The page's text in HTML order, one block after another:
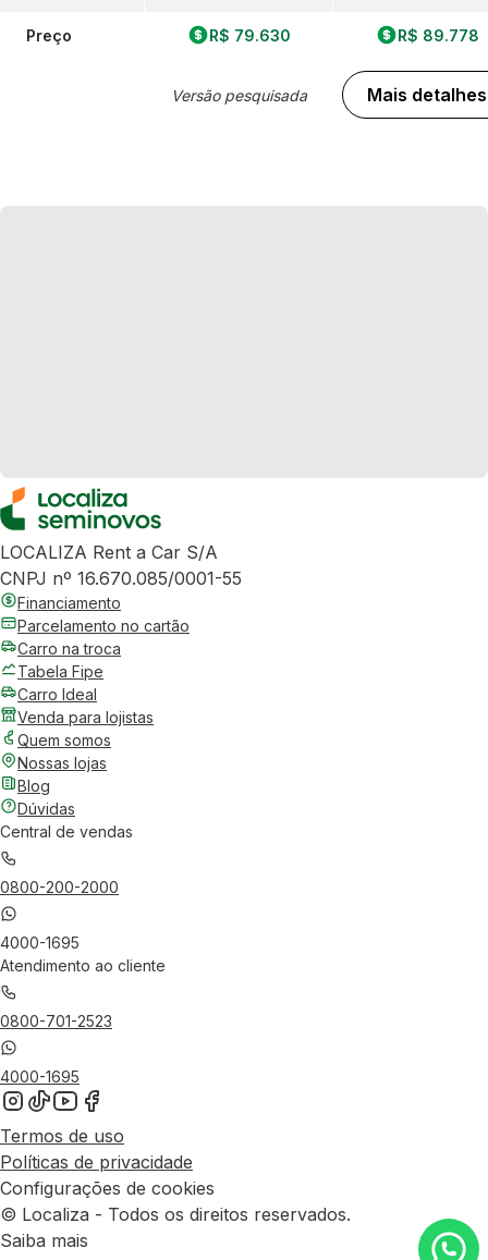
Preço R$ 79.630
Versão pesquisada
R$ 89.778
Mais detalhes
LOCALIZA Rent a Car S/A
CNPJ nº 16.670.085/0001-55
Financiamento
Parcelamento no cartão
Carro na troca
Tabela Fipe
Carro Ideal
Venda para lojistas
Quem somos
Nossas lojas
Blog
Dúvidas
Central de vendas
0800-200-2000
4000-1695
Atendimento ao cliente
0800-701-2523
4000-1695
Termos de uso
Políticas de privacidade
Configurações de cookies
© Localiza - Todos os direitos reservados.
Saiba mais